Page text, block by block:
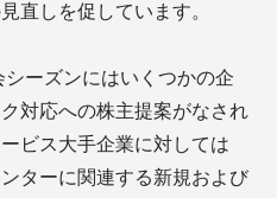
直しを促しています。
ーズンにはいくつかの企
対応への株主提案がなされ
ビス大手企業に対しては
ターに関連する新規および